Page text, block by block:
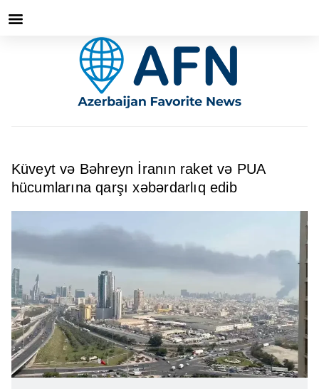
Küveyt və Bəhreyn İranın raket və PUA
hücumlarına qarşı xəbərdarlıq edib